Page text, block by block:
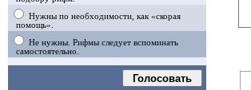
Нужны по необходимости, как «скорая
помощь».
Не нужны. Рифмы следует вспоминать
самостоятельно.
Голосовать